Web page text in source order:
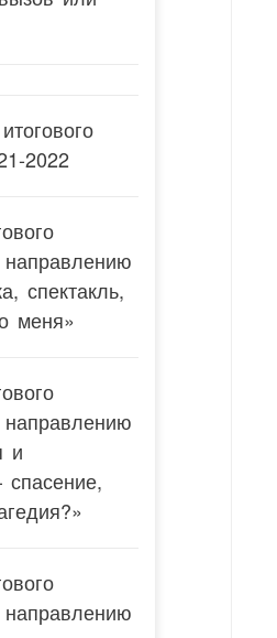
2022
спектакль,
меня»
и